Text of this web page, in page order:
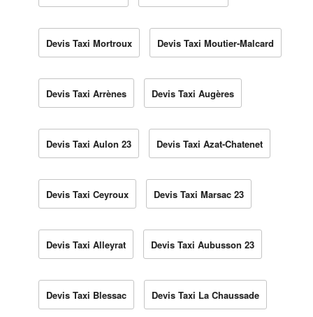
Devis Taxi Mortroux Devis Taxi Moutier-Malcard
Devis Taxi Arrènes Devis Taxi Augères
Devis Taxi Aulon 23 Devis Taxi Azat-Chatenet
Devis Taxi Ceyroux Devis Taxi Marsac 23
Devis Taxi Alleyrat Devis Taxi Aubusson 23
Devis Taxi Blessac Devis Taxi La Chaussade